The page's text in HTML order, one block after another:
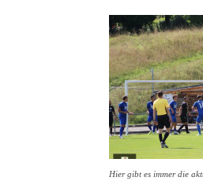
Hier gibt es immer die